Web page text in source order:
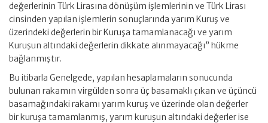
değerlerinin Türk Lirasına dönüşüm işlemlerinin ve Türk Lirası
cinsinden yapılan işlemlerin sonuçlarında yarım Kuruş ve
üzerindeki değerlerin bir Kuruşa tamamlanacağı ve yarım
Kuruşun altındaki değerlerin dikkate alınmayacağı” hükme
bağlanmıştır.
Bu itibarla Genelgede, yapılan hesaplamaların sonucunda
bulunan rakamın virgülden sonra üç basamaklı çıkan ve üçüncü
basamağındaki rakamı yarım kuruş ve üzerinde olan değerler
bir kuruşa tamamlanmış, yarım kuruşun altındaki değerler ise